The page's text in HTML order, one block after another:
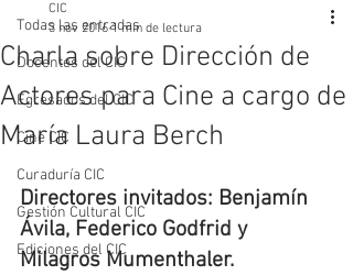
Todas las entradas
Docentes del CIC
Egresados del CIC
Cine CIC
Curaduría CIC
Gestión Cultural CIC
Ediciones del CIC
Charla sobre Dirección de
Actores para Cine a cargo de
María Laura Berch
CIC
3 nov 2016 1 min de lectura
Directores invitados: Benjamín
Ávila, Federico Godfrid y
Milagros Mumenthaler.